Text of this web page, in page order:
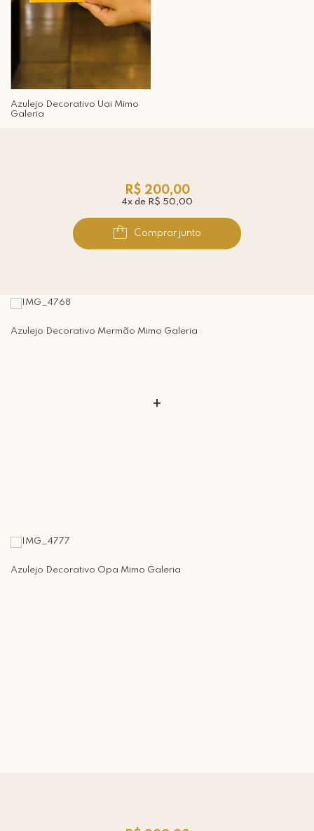
Azulejo Decorativo Uai Mimo
Galeria
R$ 200,00
4x de R$ 50,00
Comprar junto
Azulejo Decorativo Mermão Mimo Galeria
+
Azulejo Decorativo Opa Mimo Galeria